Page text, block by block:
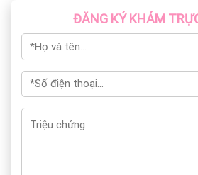
ĐĂNG KÝ KHÁM